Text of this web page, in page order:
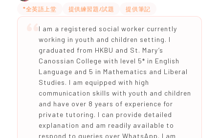
*全英語上堂 提供練習題/試題 提供筆記
I am a registered social worker currently
working in youth and children setting. I
graduated from HKBU and St. Mary’s
Canossian College with level 5* in English
Language and 5 in Mathematics and Liberal
Studies. I am equipped with high
communication skills with youth and children
and have over 8 years of experience for
private tutoring. I can provide detailed
explanation and am readily available to
respond to queries over WhatsApp. I am